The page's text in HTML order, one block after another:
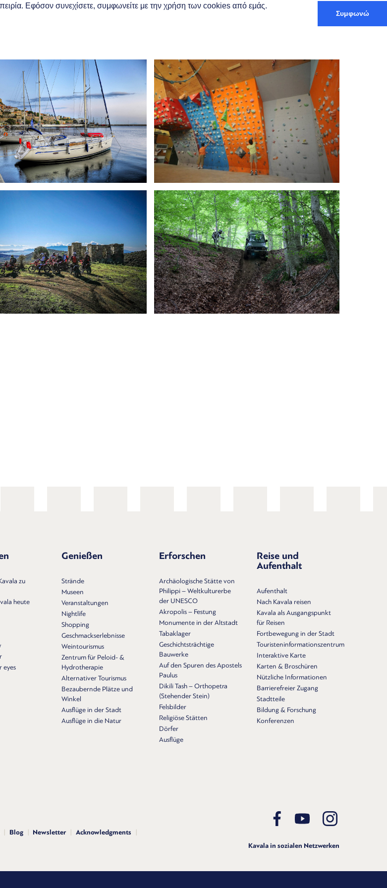
Εφόσον συνεχίσετε, συμφωνείτε με την χρήση των cookies από εμάς.
Συμφωνώ
Segeln Klettern
Enduro-Ausfahrten Ausflugsfahrten mit 4×4
zu
heute
eyes
Genießen
Strände
Museen
Veranstaltungen
Nightlife
Shopping
Geschmackserlebnisse
Weintourismus
Zentrum für Peloid- &
Hydrotherapie
Alternativer Tourismus
Bezaubernde Plätze und
Winkel
Ausflüge in der Stadt
Ausflüge in die Natur
Erforschen
Archäologische Stätte von
Philippi – Weltkulturerbe
der UNESCO
Akropolis – Festung
Monumente in der Altstadt
Tabaklager
Geschichtsträchtige
Bauwerke
Auf den Spuren des Apostels
Paulus
Dikili Tash – Orthopetra
(Stehender Stein)
Felsbilder
Religiöse Stätten
Dörfer
Ausflüge
Reise und
Aufenthalt
Aufenthalt
Nach Kavala reisen
Kavala als Ausgangspunkt
für Reisen
Fortbewegung in der Stadt
Touristeninformationszentrum
Interaktive Karte
Karten & Broschüren
Nützliche Informationen
Barrierefreier Zugang
Stadtteile
Bildung & Forschung
Konferenzen
Blog Newsletter
Acknowledgments
Kavala in sozialen Netzwerken